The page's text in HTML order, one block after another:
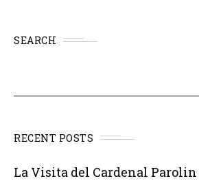
SEARCH
RECENT POSTS
La Visita del Cardenal